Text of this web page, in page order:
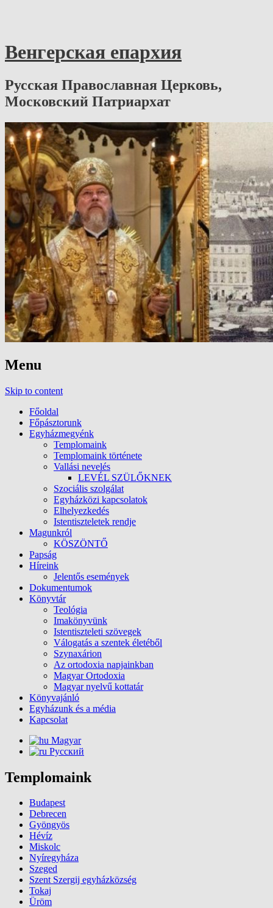
Венгерская епархия
Русская Православная Церковь,
Московский Патриархат
Menu
Skip to content
Főoldal
Főpásztorunk
Egyházmegyénk
Templomaink
Templomaink története
Vallási nevelés
LEVÉL SZÜLŐKNEK
Szociális szolgálat
Egyházközi kapcsolatok
Elhelyezkedés
Istentiszteletek rendje
Magunkról
KÖSZÖNTŐ
Papság
Híreink
Jelentős események
Dokumentumok
Könyvtár
Teológia
Imakönyvünk
Istentiszteleti szövegek
Válogatás a szentek életéből
Szynaxárion
Az ortodoxia napjainkban
Magyar Ortodoxia
Magyar nyelvű kottatár
Könyvajánló
Egyházunk és a média
Kapcsolat
Magyar
Русский
Templomaink
Budapest
Debrecen
Gyöngyös
Hévíz
Miskolc
Nyíregyháza
Szeged
Szent Szergij egyházközség
Tokaj
Üröm